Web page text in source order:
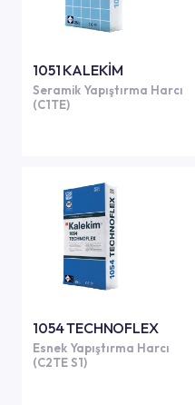
1051 KALEKİM
Seramik Yapıştırma Harcı
(C1TE)
1054 TECHNOFLEX
Esnek Yapıştırma Harcı
(C2TE S1)